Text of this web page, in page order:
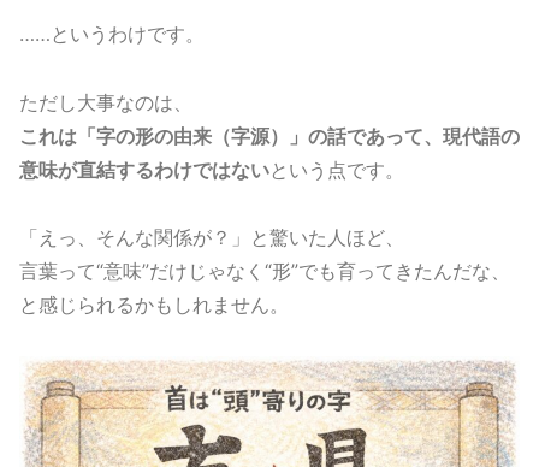
……というわけです。
ただし大事なのは、
これは「字の形の由来（字源）」の話であって、現代語の
意味が直結するわけではないという点です。
「えっ、そんな関係が？」と驚いた人ほど、
言葉って“意味”だけじゃなく“形”でも育ってきたんだな、
と感じられるかもしれません。